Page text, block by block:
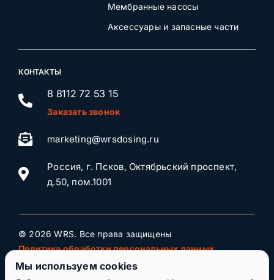
Мембранные насосы
Аксессуары и запасные части
КОНТАКТЫ
8 8112 72 53 15
Заказать звонок
marketing@wrsdosing.ru
Россия, г. Псков, Октябрьский проспект,
д.50, пом.1001
© 2026 WRS. Все права защищены
Политика обработки персональных данных
Мы используем cookies